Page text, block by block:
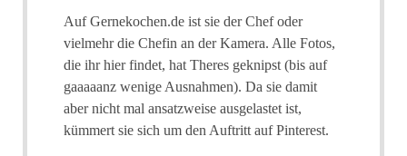
Auf Gernekochen.de ist sie der Chef oder
vielmehr die Chefin an der Kamera. Alle Fotos,
die ihr hier findet, hat Theres geknipst (bis auf
gaaaaanz wenige Ausnahmen). Da sie damit
aber nicht mal ansatzweise ausgelastet ist,
kümmert sie sich um den Auftritt auf Pinterest.